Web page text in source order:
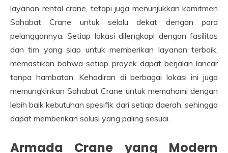
layanan rental crane, tetapi juga menunjukkan komitmen
Sahabat Crane untuk selalu dekat dengan para
pelanggannya. Setiap lokasi dilengkapi dengan fasilitas
dan tim yang siap untuk memberikan layanan terbaik,
memastikan bahwa setiap proyek dapat berjalan lancar
tanpa hambatan. Kehadiran di berbagai lokasi ini juga
memungkinkan Sahabat Crane untuk memahami dengan
lebih baik kebutuhan spesifik dari setiap daerah, sehingga
dapat memberikan solusi yang paling sesuai.
Armada Crane yang Modern